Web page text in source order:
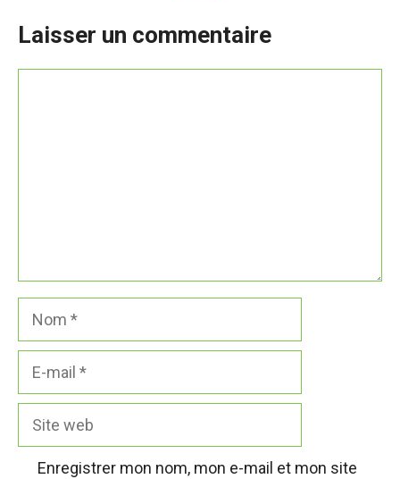
Laisser un commentaire
Nom
Site
Enregistrer mon nom, mon e-mail et mon site